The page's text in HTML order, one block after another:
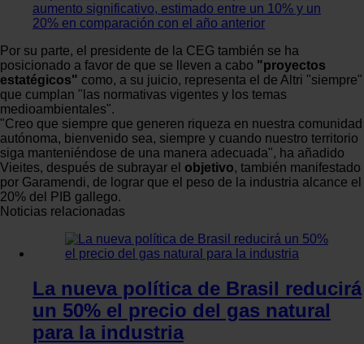
y los anuncios, ofrecer funciones de redes sociales y
tráfico. Además, compartimos información sobre el uso que
sitio web con nuestros partners de redes sociales,
análisis web, quienes pueden combinarla con otra
les haya proporcionado o que hayan recopilado a partir del
haya hecho de sus servicios.
aumento significativo, estimado entre un 10% y un
20% en comparación con el año anterior
Por su parte, el presidente de la CEG también se ha
posicionado a favor de que se lleven a cabo "proyectos
estatégicos" como, a su juicio, representa el de Altri "siempre"
que cumplan "las normativas vigentes y los temas
medioambientales".
"Creo que siempre que generen riqueza en nuestra comunidad
autónoma, bienvenido sea, siempre y cuando nuestro territorio
siga manteniéndose de una manera adecuada", ha añadido
Vieites, después de subrayar el objetivo, también manifestado
por Garamendi, de lograr que el peso de la industria alcance el
20% del PIB gallego.
Noticias relacionadas
La nueva política de Brasil reducirá
un 50% el precio del gas natural
para la industria